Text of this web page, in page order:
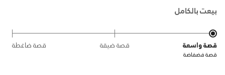
بيعت بالكامل
قصة واسعة قصة ضيقة قصة ضاغطة
قصة فضفاضة